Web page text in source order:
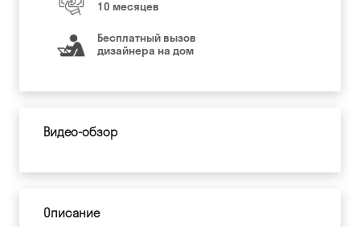
10 месяцев
Бесплатный вызов
дизайнера на дом
Видео-обзор
Описание